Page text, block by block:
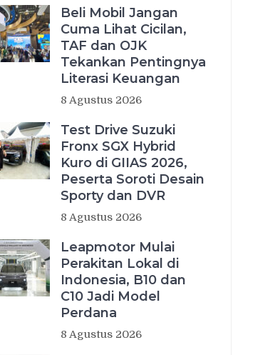
Beli Mobil Jangan
Cuma Lihat Cicilan,
TAF dan OJK
Tekankan Pentingnya
Literasi Keuangan
8 Agustus 2026
Test Drive Suzuki
Fronx SGX Hybrid
Kuro di GIIAS 2026,
Peserta Soroti Desain
Sporty dan DVR
8 Agustus 2026
Leapmotor Mulai
Perakitan Lokal di
Indonesia, B10 dan
C10 Jadi Model
Perdana
8 Agustus 2026